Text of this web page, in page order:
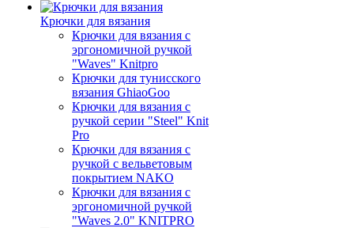
Крючки для вязания
Крючки для вязания с
эргономичной ручкой
"Waves" Knitpro
Крючки для тунисского
вязания GhiaoGoo
Крючки для вязания с
ручкой серии "Steel" Knit
Pro
Крючки для вязания с
ручкой с вельветовым
покрытием NAKO
Крючки для вязания с
эргономичной ручкой
"Waves 2.0" KNITPRO